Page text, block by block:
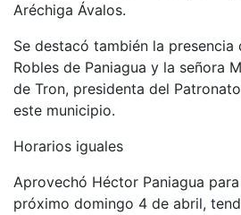
Aréchiga Ávalos.
Se destacó también la presencia
Robles de Paniagua y la señora
de Tron, presidenta del
este municipio.
Horarios iguales
Aprovechó Héctor Paniagua
próximo domingo 4 de abril,